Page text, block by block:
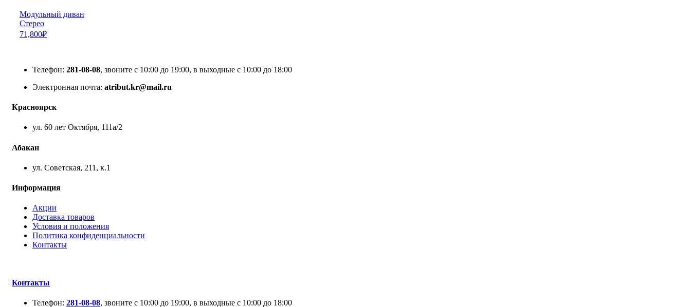
Модульный диван
Стерео
71,800₽
Телефон: 281-08-08, звоните с 10:00 до 19:00, в выходные с 10:00 до 18:00
Электронная почта: atribut.kr@mail.ru
Красноярск
ул. 60 лет Октября, 111а/2
Абакан
ул. Советская, 211, к.1
Информация
Акции
Доставка товаров
Условия и положения
Политика конфиденциальности
Контакты
Контакты
Телефон: 281-08-08, звоните с 10:00 до 19:00, в выходные с 10:00 до 18:00